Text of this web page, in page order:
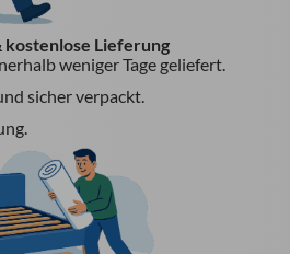
kostenlose Lieferung
weniger Tage geliefert.
sicher verpackt.